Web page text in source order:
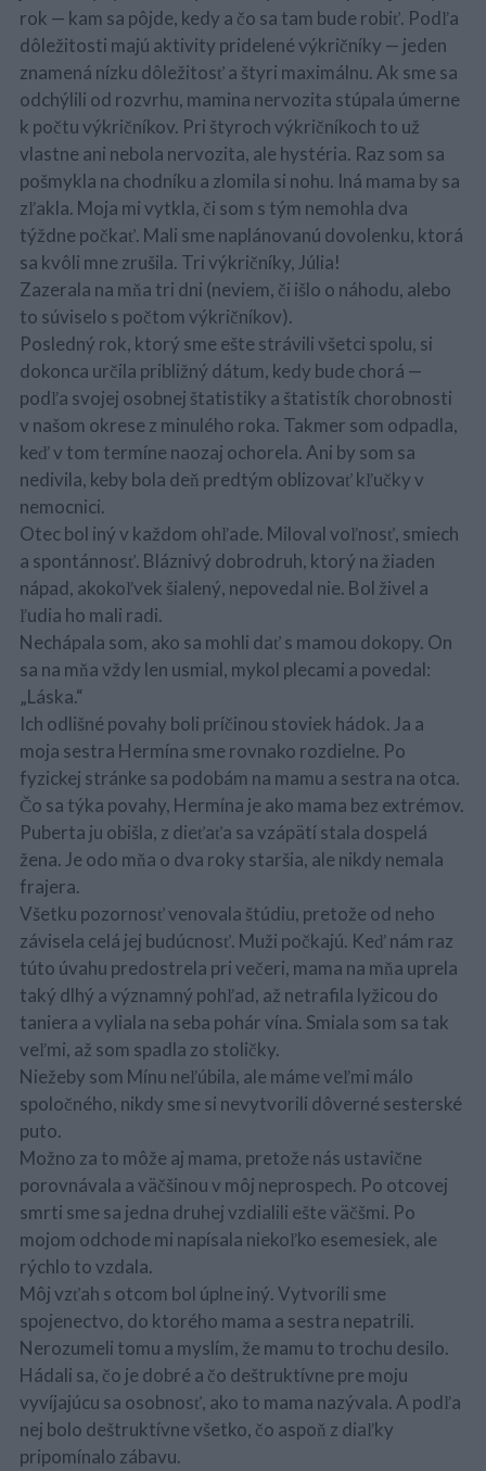
rok — kam sa pôjde, kedy a čo sa tam bude robiť. Podľa
dôležitosti majú aktivity pridelené výkričníky — jeden
znamená nízku dôležitosť a štyri maximálnu. Ak sme sa
odchýlili od rozvrhu, mamina nervozita stúpala úmerne
k počtu výkričníkov. Pri štyroch výkričníkoch to už
vlastne ani nebola nervozita, ale hystéria. Raz som sa
pošmykla na chodníku a zlomila si nohu. Iná mama by sa
zľakla. Moja mi vytkla, či som s tým nemohla dva
týždne počkať. Mali sme naplánovanú dovolenku, ktorá
sa kvôli mne zrušila. Tri výkričníky, Júlia!
Zazerala na mňa tri dni (neviem, či išlo o náhodu, alebo
to súviselo s počtom výkričníkov).
Posledný rok, ktorý sme ešte strávili všetci spolu, si
dokonca určila približný dátum, kedy bude chorá —
podľa svojej osobnej štatistiky a štatistík chorobnosti
v našom okrese z minulého roka. Takmer som odpadla,
keď v tom termíne naozaj ochorela. Ani by som sa
nedivila, keby bola deň predtým oblizovať kľučky v
nemocnici.
Otec bol iný v každom ohľade. Miloval voľnosť, smiech
a spontánnosť. Bláznivý dobrodruh, ktorý na žiaden
nápad, akokoľvek šialený, nepovedal nie. Bol živel a
ľudia ho mali radi.
Nechápala som, ako sa mohli dať s mamou dokopy. On
sa na mňa vždy len usmial, mykol plecami a povedal:
„Láska.“
Ich odlišné povahy boli príčinou stoviek hádok. Ja a
moja sestra Hermína sme rovnako rozdielne. Po
fyzickej stránke sa podobám na mamu a sestra na otca.
Čo sa týka povahy, Hermína je ako mama bez extrémov.
Puberta ju obišla, z dieťaťa sa vzápätí stala dospelá
žena. Je odo mňa o dva roky staršia, ale nikdy nemala
frajera.
Všetku pozornosť venovala štúdiu, pretože od neho
závisela celá jej budúcnosť. Muži počkajú. Keď nám raz
túto úvahu predostrela pri večeri, mama na mňa uprela
taký dlhý a významný pohľad, až netrafila lyžicou do
taniera a vyliala na seba pohár vína. Smiala som sa tak
veľmi, až som spadla zo stoličky.
Niežeby som Mínu neľúbila, ale máme veľmi málo
spoločného, nikdy sme si nevytvorili dôverné sesterské
puto.
Možno za to môže aj mama, pretože nás ustavične
porovnávala a väčšinou v môj neprospech. Po otcovej
smrti sme sa jedna druhej vzdialili ešte väčšmi. Po
mojom odchode mi napísala niekoľko esemesiek, ale
rýchlo to vzdala.
Môj vzťah s otcom bol úplne iný. Vytvorili sme
spojenectvo, do ktorého mama a sestra nepatrili.
Nerozumeli tomu a myslím, že mamu to trochu desilo.
Hádali sa, čo je dobré a čo deštruktívne pre moju
vyvíjajúcu sa osobnosť, ako to mama nazývala. A podľa
nej bolo deštruktívne všetko, čo aspoň z diaľky
pripomínalo zábavu.